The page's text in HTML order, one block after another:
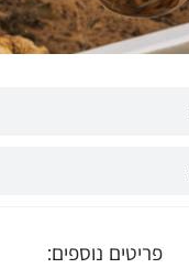
פריטים נוספים: